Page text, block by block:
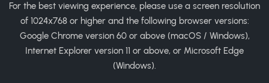
For the best viewing experience, please use a screen resolution
of 1024x768 or higher and the following browser versions:
Google Chrome version 60 or above (macOS / Windows),
Internet Explorer version 11 or above, or Microsoft Edge
(Windows).